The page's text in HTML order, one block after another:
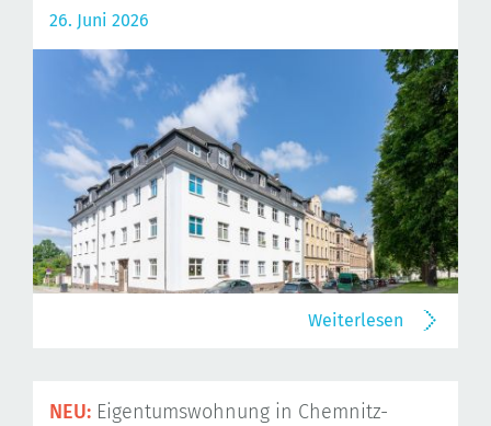
26. Juni 2026
Weiterlesen
NEU: Eigentumswohnung in Chemnitz-